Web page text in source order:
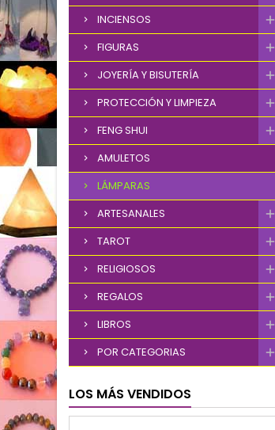
INCIENSOS
FIGURAS
JOYERÍA Y BISUTERÍA
PROTECCIÓN Y LIMPIEZA
FENG SHUI
AMULETOS
LÁMPARAS
ARTESANALES
TAROT
RELIGIOSOS
REGALOS
LIBROS
POR CATEGORIAS
LOS MÁS VENDIDOS